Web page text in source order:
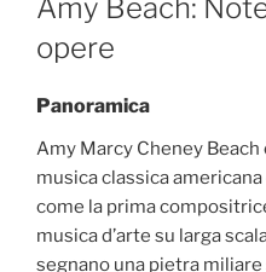
Amy Beach:
opere
Panoramica
Amy Marcy Cheney
musica classica
come la prima
musica d’arte su larga
segnano una pietra